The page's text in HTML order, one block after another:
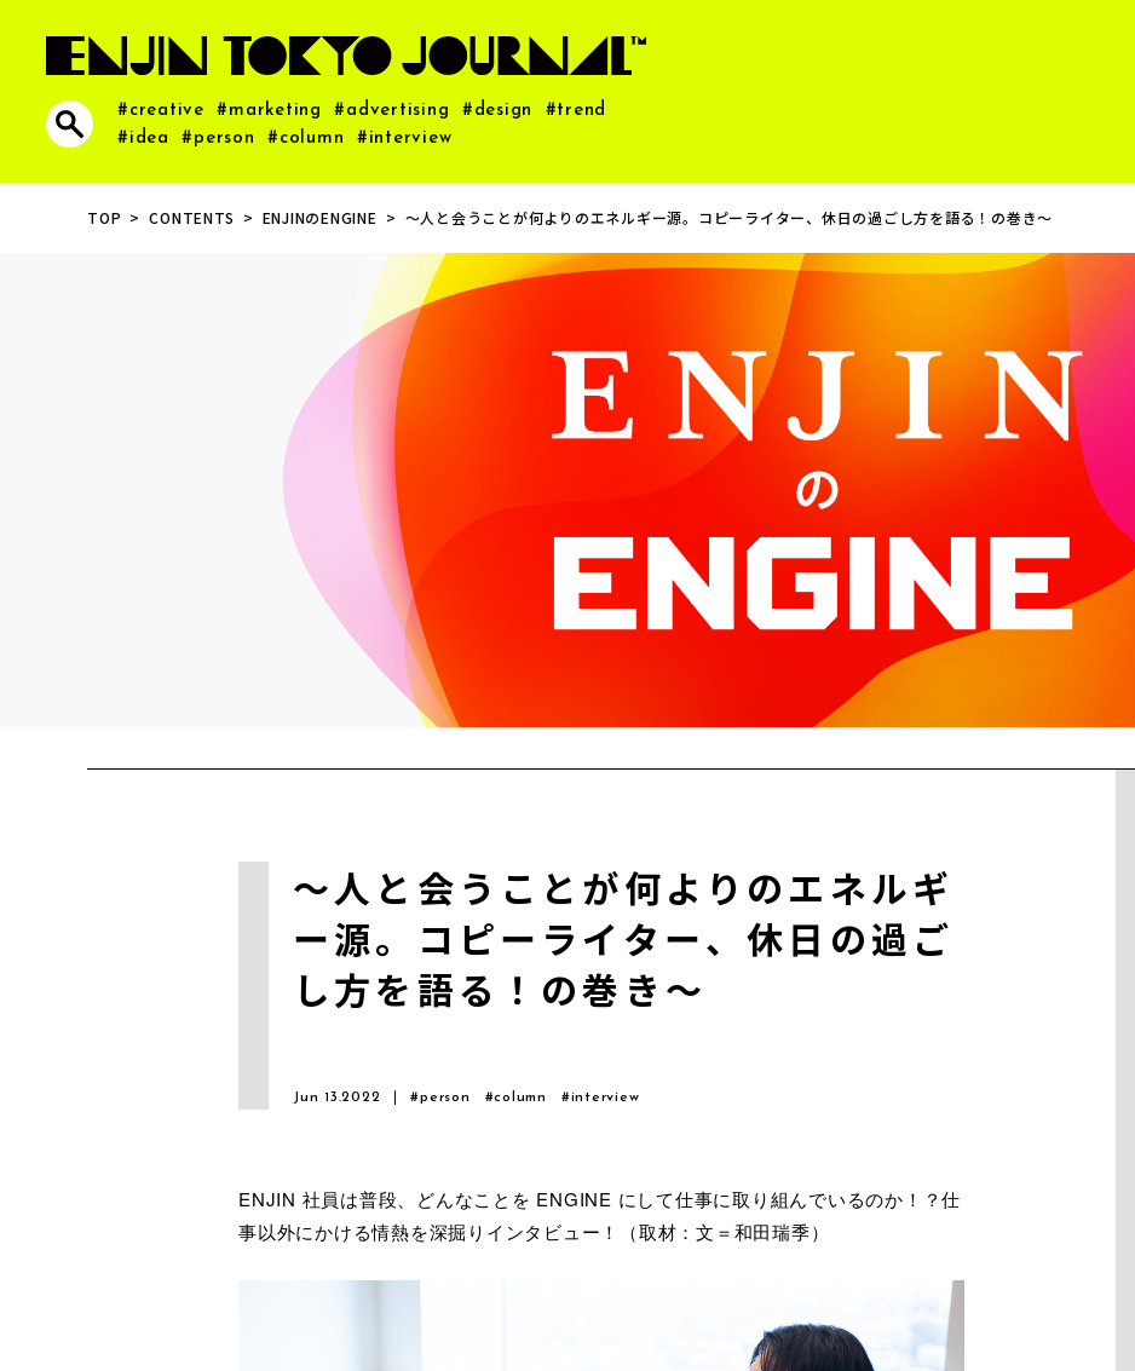
アイデアのウラオモテ 隠れグッドデザイン賞 猿人の本棚
号外”新猿人”発見
猿人食堂
トレンド調査団
ところでENJINさん、
#creative #design
#creative #marketing #advertising #design
#trend
#idea
#person #column #interview
アイデアのウラオモテ ENJINのENGINE 猿人の本棚
号外”新猿人”発見
トレンド調査団
ところでENJINさん、
#marketing #advertising #trend
#column
TOP CONTENTS ENJINのENGINE 〜人と会うことが何よりのエネルギー源。コピーライター、休日の過ごし方を語る！の巻き〜
〜人と会うことが何よりのエネルギ
ー源。コピーライター、休日の過ご
し方を語る！の巻き〜
Jun 13.2022 #person #column #interview
ENJIN 社員は普段、どんなことを ENGINE にして仕事に取り組んでいるのか！？仕
事以外にかける情熱を深掘りインタビュー！（取材：文＝和田瑞季）